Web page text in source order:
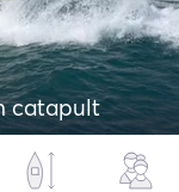
catamaran catapult